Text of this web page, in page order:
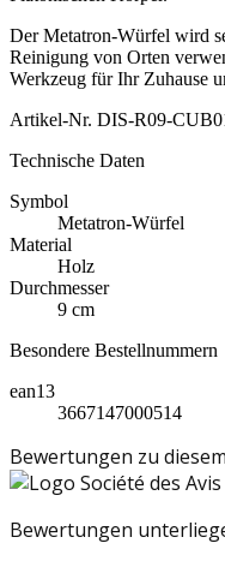
Der Metatron-Würfel wird
Reinigung von Orten
Werkzeug für Ihr Zuhause
Artikel-Nr. DIS-R09-
Technische Daten
Symbol
Metatron-Würfel
Material
Holz
Durchmesser
9 cm
Besondere Bestellnummern
ean13
3667147000514
Bewertungen zu
Bewertungen